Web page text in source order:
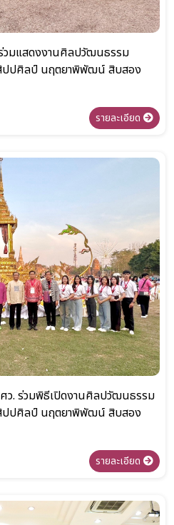
วมแสดงงานศิลปวัฒนธรรม
ปปศิลป์ นฤตยาพิพัฒน์ สิบสอง
รายละเอียด
ว. ร่วมพิธีเปิดงานศิลปวัฒนธรรม
ปปศิลป์ นฤตยาพิพัฒน์ สิบสอง
รายละเอียด